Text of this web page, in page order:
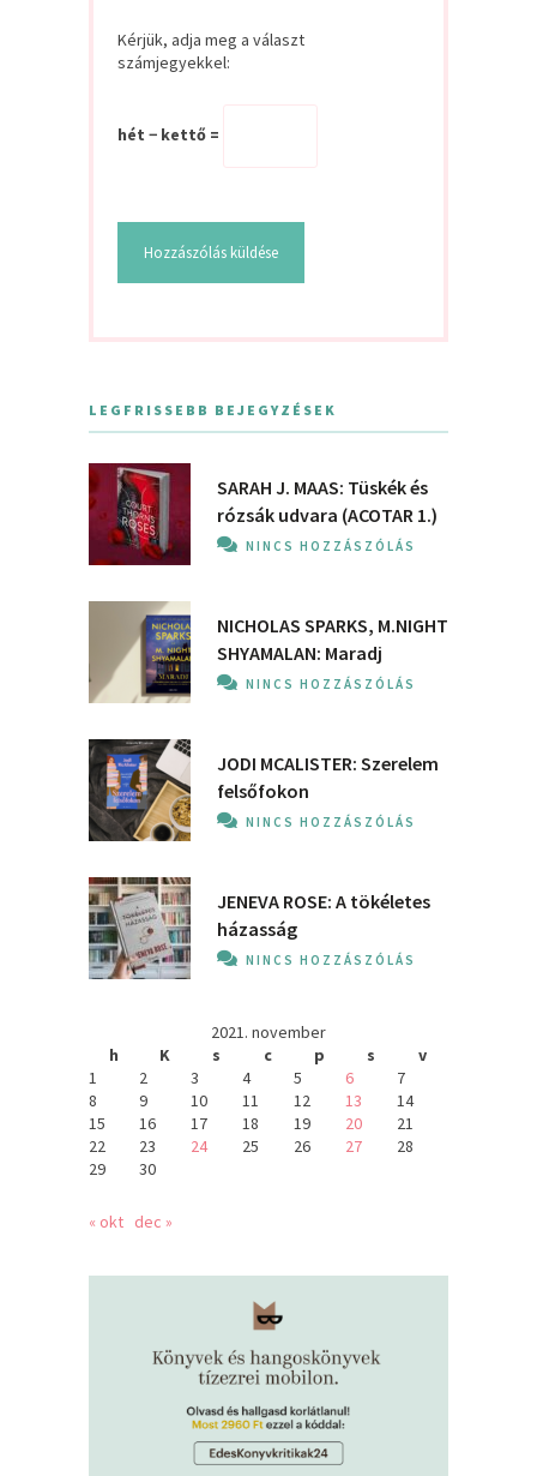
Kérjük, adja meg a választ
számjegyekkel:
hét − kettő =
LEGFRISSEBB BEJEGYZÉSEK
SARAH J. MAAS: Tüskék és
rózsák udvara (ACOTAR 1.)
NINCS HOZZÁSZÓLÁS
NICHOLAS SPARKS, M.NIGHT
SHYAMALAN: Maradj
NINCS HOZZÁSZÓLÁS
JODI MCALISTER: Szerelem
felsőfokon
NINCS HOZZÁSZÓLÁS
JENEVA ROSE: A ​tökéletes
házasság
NINCS HOZZÁSZÓLÁS
2021. november
h
K s c p s
v
1
2 3 4 5 6
7
8
9 10 11 12 13
14
15
16 17 18 19 20
21
22
23 24 25 26 27
28
29
30
« okt dec »